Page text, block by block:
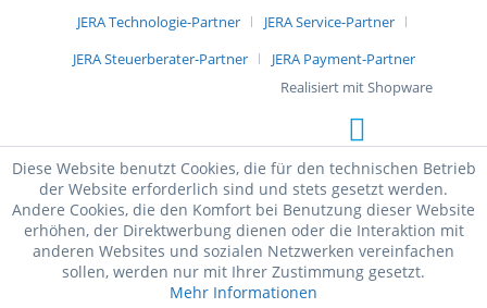
JERA Technologie-Partner
JERA Service-Partner
JERA Steuerberater-Partner
JERA Payment-Partner
Realisiert mit Shopware
Diese Website benutzt Cookies, die für den technischen Betrieb
der Website erforderlich sind und stets gesetzt werden.
Andere Cookies, die den Komfort bei Benutzung dieser Website
erhöhen, der Direktwerbung dienen oder die Interaktion mit
anderen Websites und sozialen Netzwerken vereinfachen
sollen, werden nur mit Ihrer Zustimmung gesetzt.
Mehr Informationen